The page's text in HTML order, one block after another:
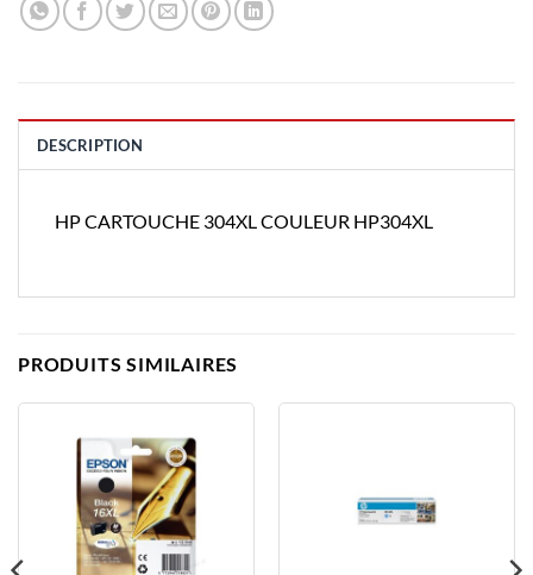
DESCRIPTION
HP CARTOUCHE 304XL COULEUR HP304XL
PRODUITS SIMILAIRES